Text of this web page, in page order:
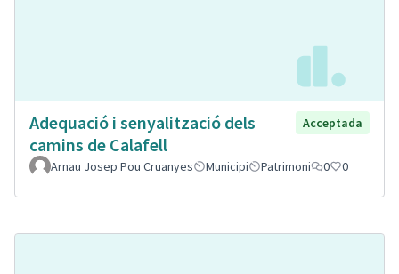
Adequació i senyalització dels
camins de Calafell
Acceptada
Arnau Josep Pou Cruanyes Municipi Patrimoni 0 0